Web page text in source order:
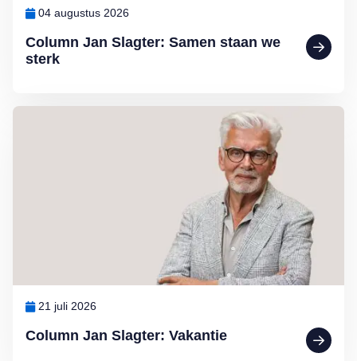
Column Jan Slagter: Samen staan we
sterk
04 augustus 2026
Column Jan Slagter: Vakantie
21 juli 2026
Lees meer over Column Jan Slagter: Vakantie